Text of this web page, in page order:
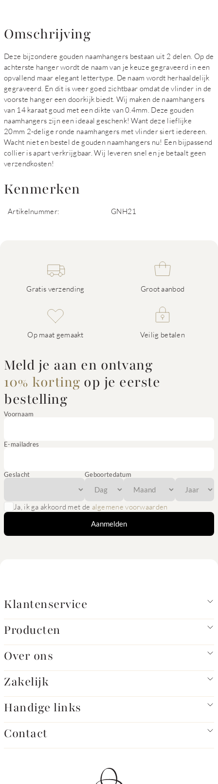
Omschrijving
Deze bijzondere gouden naamhangers bestaan uit 2 delen. Op de
achterste hanger wordt de naam van je keuze gegraveerd in een
opvallend maar elegant lettertype. De naam wordt herhaaldelijk
gegraveerd. En dit is weer goed zichtbaar omdat de vlinder in de
voorste hanger een doorkijk biedt. Wij maken de naamhangers
van 14 karaat goud met een dikte van 0.4mm. Deze gouden
naamhangers zijn een ideaal geschenk! Want deze lieflijke
20mm 2-delige ronde naamhangers met vlinder siert iedereen.
Wacht niet en bestel de gouden naamhangers nu! Een bijpassend
collier is apart verkrijgbaar. Wij leveren snel en je betaalt geen
verzendkosten!
Kenmerken
Artikelnummer: GNH21
Gratis verzending Groot aanbod
Op maat gemaakt Veilig betalen
Meld je aan en ontvang
10% korting op je eerste
bestelling
Voornaam
E-mailadres
Geslacht Geboortedatum
Ja, ik ga akkoord met de algemene voorwaarden
Aanmelden
Klantenservice
Producten
Over ons
Zakelijk
Handige links
Contact